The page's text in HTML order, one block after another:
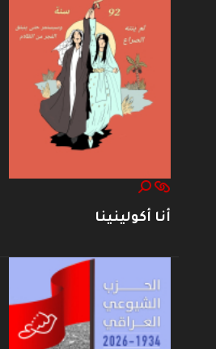
أنا أكولينينا